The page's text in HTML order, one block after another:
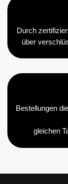
Durch
über
Bestellungen
gleichen